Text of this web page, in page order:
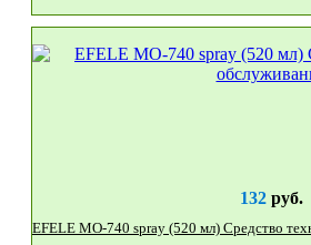
132руб.
EFELE MO-740 spray (520 мл) Средство